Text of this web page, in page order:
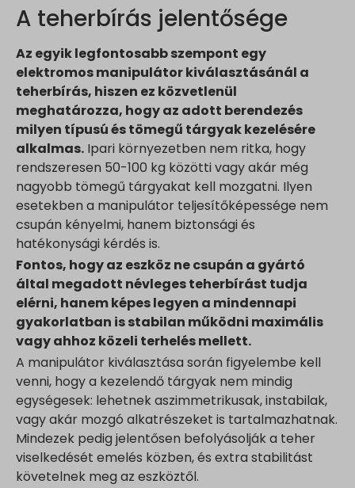
A teherbírás jelentősége
Az egyik legfontosabb szempont egy
elektromos manipulátor kiválasztásánál a
teherbírás, hiszen ez közvetlenül
meghatározza, hogy az adott berendezés
milyen típusú és tömegű tárgyak kezelésére
alkalmas. Ipari környezetben nem ritka, hogy
rendszeresen 50-100 kg közötti vagy akár még
nagyobb tömegű tárgyakat kell mozgatni. Ilyen
esetekben a manipulátor teljesítőképessége nem
csupán kényelmi, hanem biztonsági és
hatékonysági kérdés is.
Fontos, hogy az eszköz ne csupán a gyártó
által megadott névleges teherbírást tudja
elérni, hanem képes legyen a mindennapi
gyakorlatban is stabilan működni maximális
vagy ahhoz közeli terhelés mellett.
A manipulátor kiválasztása során figyelembe kell
venni, hogy a kezelendő tárgyak nem mindig
egységesek: lehetnek aszimmetrikusak, instabilak,
vagy akár mozgó alkatrészeket is tartalmazhatnak.
Mindezek pedig jelentősen befolyásolják a teher
viselkedését emelés közben, és extra stabilitást
követelnek meg az eszköztől.